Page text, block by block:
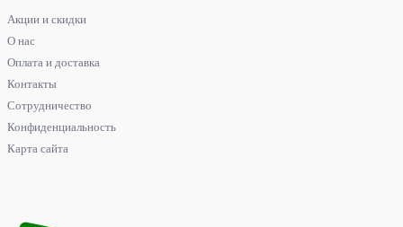
Акции и скидки
О нас
Оплата и доставка
Контакты
Сотрудничество
Конфиденциальность
Карта сайта